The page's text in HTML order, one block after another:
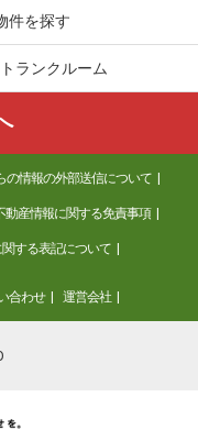
切
字木曽呂
件を探す
ランクルーム
の情報の外部送信について
動産情報に関する免責事項
する表記について
合わせ 運営会社